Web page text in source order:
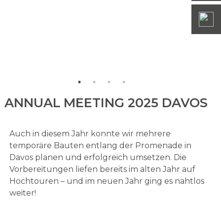
ANNUAL MEETING 2025 DAVOS
Auch in diesem Jahr konnte wir mehrere
temporäre Bauten entlang der Promenade in
Davos planen und erfolgreich umsetzen. Die
Vorbereitungen liefen bereits im alten Jahr auf
Hochtouren – und im neuen Jahr ging es nahtlos
weiter!